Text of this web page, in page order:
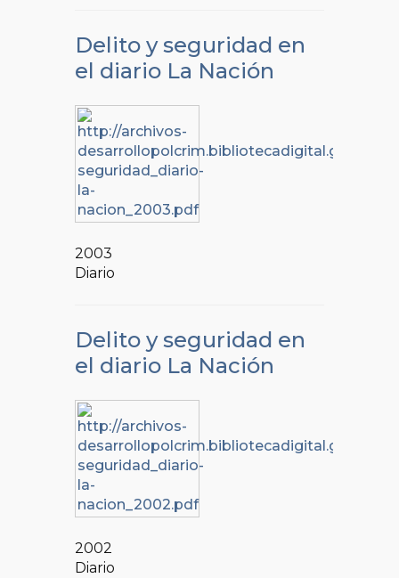
Delito y seguridad en
el diario La Nación
2003
Diario
Delito y seguridad en
el diario La Nación
2002
Diario